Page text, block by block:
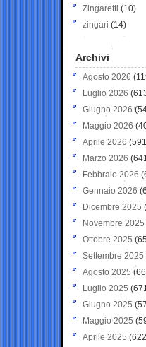
Zingaretti (10)
zingari (14)
Archivi
Agosto 2026
Luglio 2026
Giugno 2026
Maggio 2026
Aprile 2026
Marzo 2026
Febbraio 2026
Gennaio 2026
Dicembre 2025
Novembre 2025
Ottobre 2025
Settembre 2025
Agosto 2025
Luglio 2025
Giugno 2025
Maggio 2025
Aprile 2025